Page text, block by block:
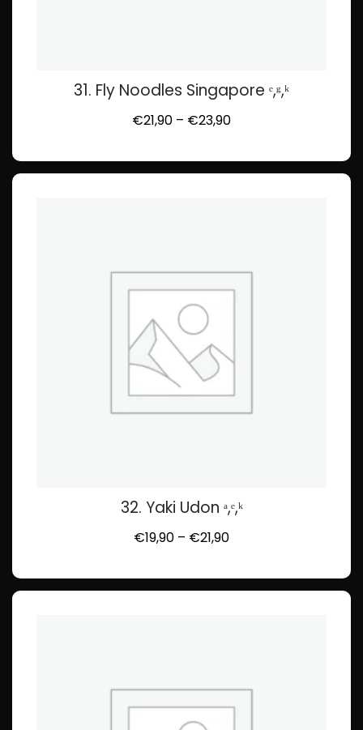
31. Fly Noodles Singapore ᵉ,ᵍ,ᵏ
€21,90 – €23,90
32. Yaki Udon ᵃ,ᵉ,ᵏ
€19,90 – €21,90